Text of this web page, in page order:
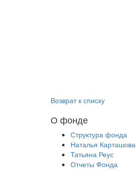
Возврат к списку
О фонде
Структура фонда
Наталья Карташова
Татьяна Реус
Отчеты Фонда